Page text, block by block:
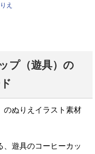
え
プ（遊具）の
のぬりえイラスト素材
、遊具のコーヒーカッ